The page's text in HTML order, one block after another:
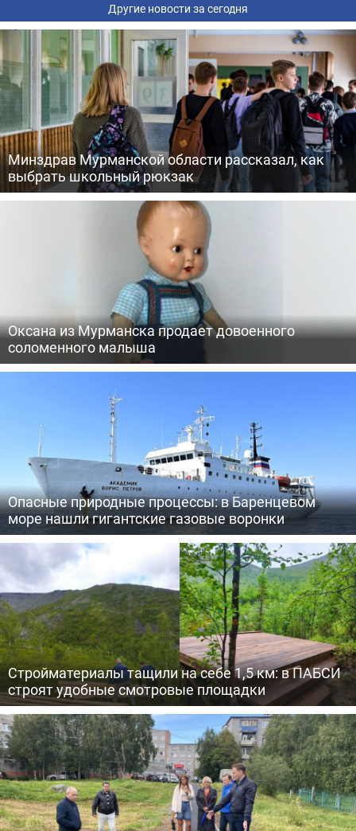
Другие новости за сегодня
Минздрав Мурманской области рассказал, как
выбрать школьный рюкзак
Оксана из Мурманска продает довоенного
соломенного малыша
Опасные природные процессы: в Баренцевом
море нашли гигантские газовые воронки
Стройматериалы тащили на себе 1,5 км: в ПАБСИ
строят удобные смотровые площадки